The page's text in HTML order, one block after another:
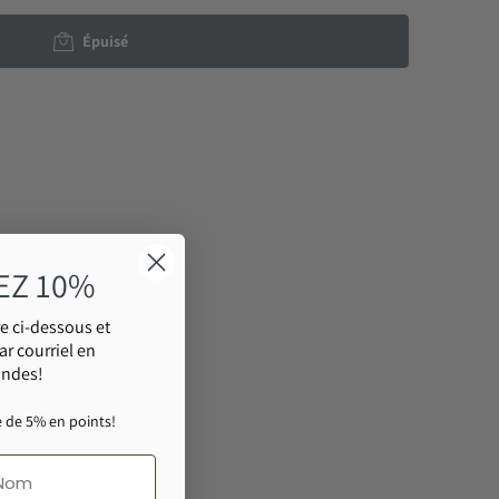
Épuisé
10%
ci-dessous et
courriel en
de 5% en points!